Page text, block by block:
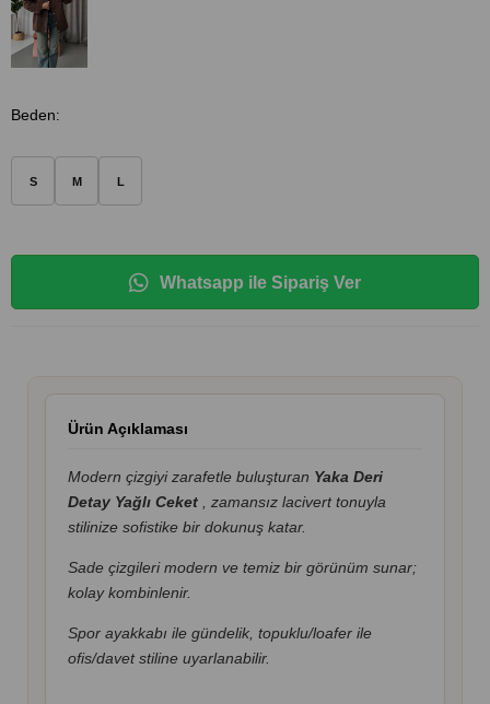
Beden:
S M L
Whatsapp ile Sipariş Ver
Ürün Açıklaması
Modern çizgiyi zarafetle buluşturan Yaka Deri
Detay Yağlı Ceket
, zamansız lacivert tonuyla
stilinize sofistike bir dokunuş katar.
Sade çizgileri modern ve temiz bir görünüm sunar;
kolay kombinlenir.
Spor ayakkabı ile gündelik, topuklu/loafer ile
ofis/davet stiline uyarlanabilir.